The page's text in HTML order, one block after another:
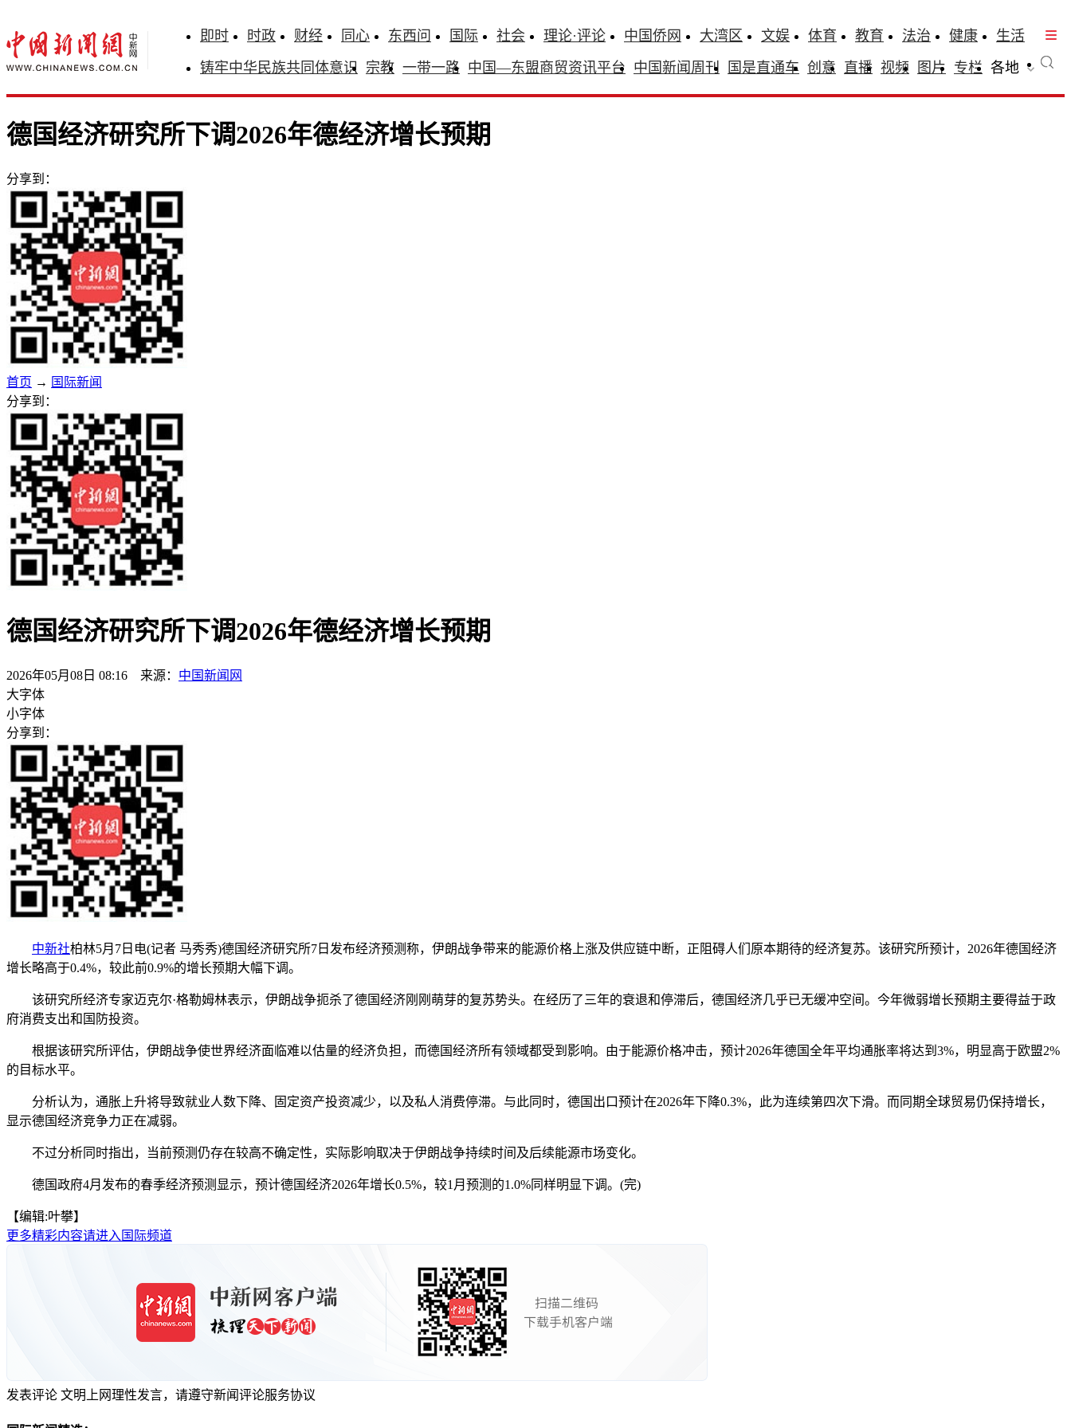
即时 时政 财经 同心 东西问 国际 社会 理论·评论 中国侨网 大湾区 文娱 体育 教育 法治 健康
生活
铸牢中华民族共同体意识 宗教 一带一路 中国—东盟商贸资讯平台 中国新闻周刊 国是直通车 创意 直播 视频 图片 专栏 各地
德国经济研究所下调2026年德经济增长预期
分享到：
首页 → 国际新闻
分享到：
德国经济研究所下调2026年德经济增长预期
2026年05月08日 08:16 来源： 中国新闻网
大字体
小字体
分享到：
中新社柏林5月7日电(记者 马秀秀)德国经济研究所7日发布经济预测称，伊朗战争带来的能源价格上涨及供应链中断，正阻碍人们原本期待的经济复苏。该研究所预计，2026年德国经济
增长略高于0.4%，较此前0.9%的增长预期大幅下调。
该研究所经济专家迈克尔·格勒姆林表示，伊朗战争扼杀了德国经济刚刚萌芽的复苏势头。在经历了三年的衰退和停滞后，德国经济几乎已无缓冲空间。今年微弱增长预期主要得益于政
府消费支出和国防投资。
根据该研究所评估，伊朗战争使世界经济面临难以估量的经济负担，而德国经济所有领域都受到影响。由于能源价格冲击，预计2026年德国全年平均通胀率将达到3%，明显高于欧盟2%
的目标水平。
分析认为，通胀上升将导致就业人数下降、固定资产投资减少，以及私人消费停滞。与此同时，德国出口预计在2026年下降0.3%，此为连续第四次下滑。而同期全球贸易仍保持增长，
显示德国经济竞争力正在减弱。
不过分析同时指出，当前预测仍存在较高不确定性，实际影响取决于伊朗战争持续时间及后续能源市场变化。
德国政府4月发布的春季经济预测显示，预计德国经济2026年增长0.5%，较1月预测的1.0%同样明显下调。(完)
【编辑:叶攀】
更多精彩内容请进入国际频道
发表评论 文明上网理性发言，请遵守新闻评论服务协议